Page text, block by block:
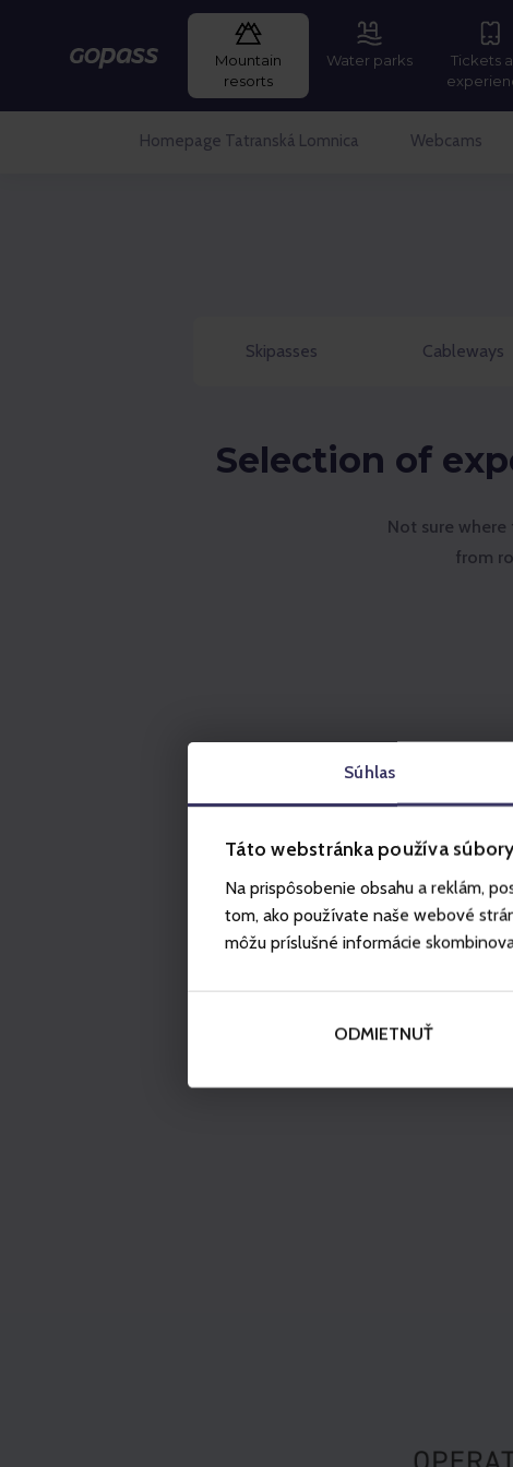
Súhlas
Táto webstránka používa
Na prispôsobenie obsahu a reklám,
tom, ako používate naše webové
môžu príslušné informácie
ODMIETNUŤ
Gopass
Mountain
resorts
Water parks
Tickets
Homepage Tatranská Lomnica Webcams
Skipasses Cableways
Selection of
Not sure
from